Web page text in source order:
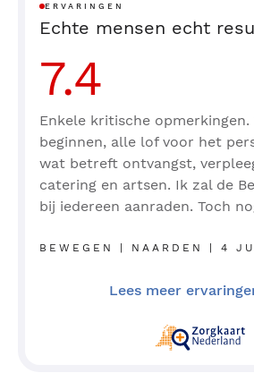
ERVARINGEN
Echte mensen echt
7.4
Enkele kritische opmerkingen.
beginnen, alle lof voor het
wat betreft ontvangst,
catering en artsen. Ik zal de
bij iedereen aanraden. Toch
BEWEGEN | NAARDEN | 4
Lees meer